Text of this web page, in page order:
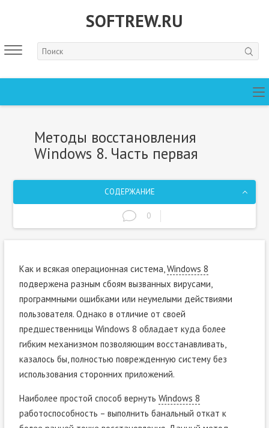
SOFTREW.RU
Методы восстановления
Windows 8. Часть первая
СОДЕРЖАНИЕ
0
Как и всякая операционная система,Windows 8
подвержена разным сбоям вызванных вирусами,
программными ошибками или неумелыми действиями
пользователя. Однако в отличие от своей
предшественницы Windows 8 обладает куда более
гибким механизмом позволяющим восстанавливать,
казалось бы, полностью поврежденную систему без
использования сторонних приложений.
Наиболее простой способ вернуть Windows 8
работоспособность – выполнить банальный откат к